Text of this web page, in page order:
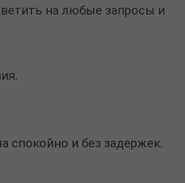
на любые запросы и
спокойно и без задержек.